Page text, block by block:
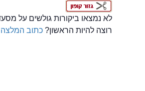
לא נמצאו ביקורות גולשים על
רוצה להיות הראשון?כתוב